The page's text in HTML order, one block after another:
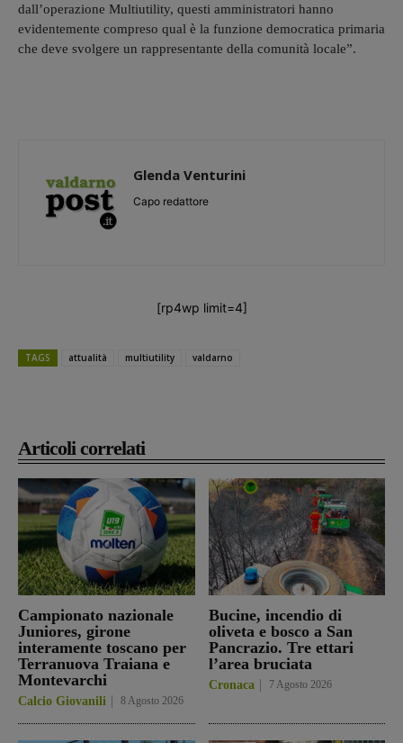
Articoli correlati
Campionato nazionale
Juniores, girone
interamente toscano per
Terranuova Traiana e
Montevarchi
Calcio Giovanili 8 Agosto 2026
Bucine, incendio di
oliveta e bosco a San
Pancrazio. Tre ettari
l’area bruciata
Cronaca 7 Agosto 2026
dall’operazione Multiutility, questi amministratori hanno
evidentemente compreso qual è la funzione democratica primaria
che deve svolgere un rappresentante della comunità locale”.
Glenda Venturini
Capo redattore
[rp4wp limit=4]
TAGS attualità multiutility valdarno